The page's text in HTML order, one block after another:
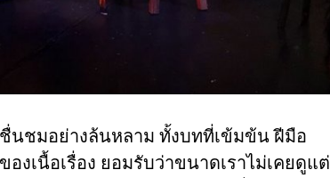
นชมอย่างล้นหลาม ทั้งบทที่เข้มข้น ฝีมือ
งเนื้อเรื่อง ยอมรับว่าขนาดเราไม่เคยดูแต่